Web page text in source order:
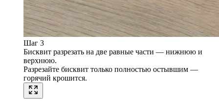
Шаг 3
Бисквит разрезать на две равные части — нижнюю и
верхнюю.
Разрезайте бисквит только полностью остывшим —
горячий крошится.